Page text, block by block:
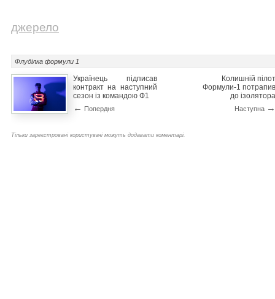
джерело
Флуділка формули 1
Українець підписав
контракт на наступний
сезон із командою Ф1
← Попердня
Колишній пілот
Формули-1 потрапив
до ізолятора
Наступна →
Тільки зареєстровані користувачі можуть додавати коментарі.